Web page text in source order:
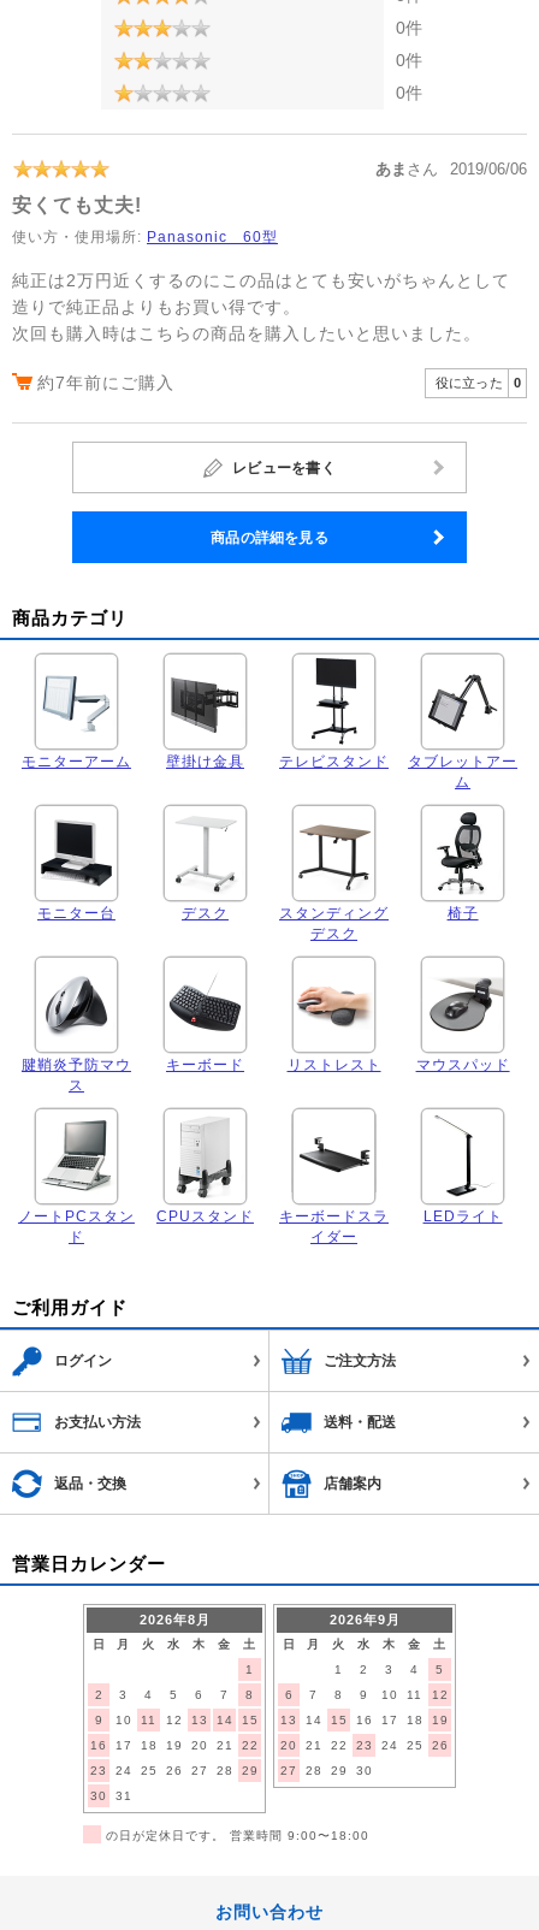
0件
0件
0件
あま さん 2019/06/06
安くても丈夫!
使い方・使用場所: Panasonic 60型
純正は2万円近くするのにこの品はとても安いがちゃんとして
造りで純正品よりもお買い得です。
次回も購入時はこちらの商品を購入したいと思いました。
約7年前にご購入 役に立った 0
レビューを書く
商品の詳細を見る
商品カテゴリ
モニターアーム 壁掛け金具 テレビスタンド
タブレットアー
ム
モニター台 デスク
スタンディング
デスク
椅子
腱鞘炎予防マウ
ス
キーボード リストレスト マウスパッド
ノートPCスタン
ド
CPUスタンド
キーボードスラ
イダー
LEDライト
ご利用ガイド
ログイン ご注文方法
お支払い方法 送料・配送
返品・交換 店舗案内
営業日カレンダー
2026年8月
日 月 火 水 木 金
土
1
2
3 4 5 6 7
8
9
10 11 12 13 14
15
16
17 18 19 20 21
22
23
24 25 26 27 28
29
30
31
2026年9月
日 月 火 水 木 金
土
1
2 3 4
5
6
7 8 9 10 11
12
13
14 15 16 17 18
19
20
21 22 23 24 25
26
27
28 29 30
の日が定休日です。 営業時間 9:00〜18:00
お問い合わせ